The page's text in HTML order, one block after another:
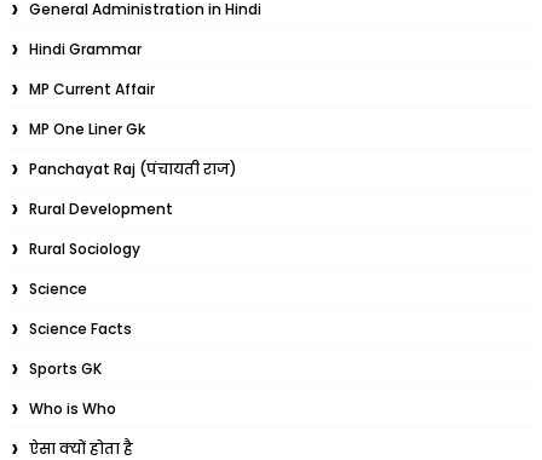
General Administration in Hindi
Hindi Grammar
MP Current Affair
MP One Liner Gk
Panchayat Raj (पंचायती राज)
Rural Development
Rural Sociology
Science
Science Facts
Sports GK
Who is Who
ऐसा क्यों होता है